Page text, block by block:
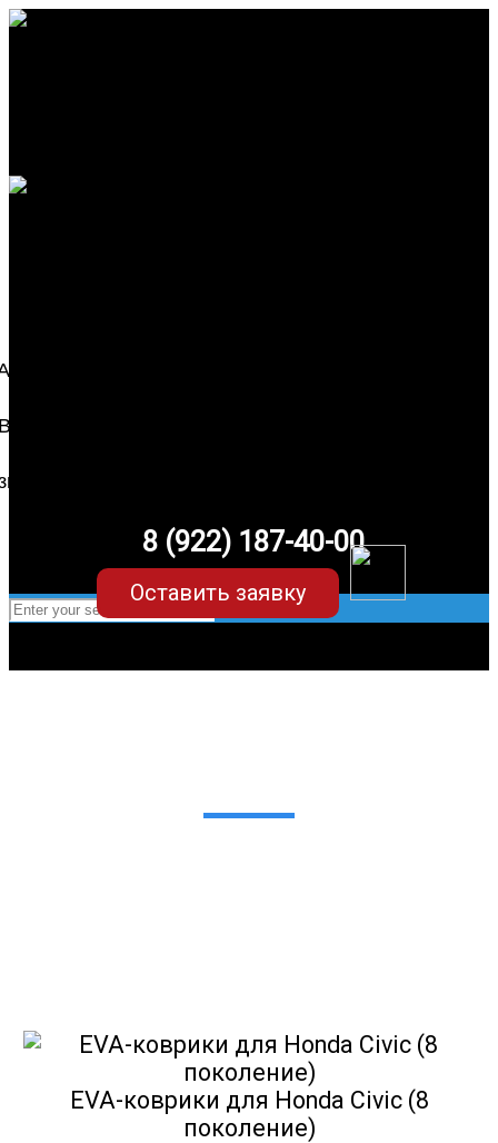
8 (922) 187-40-00
Оставить заявку
EVA-коврики для Honda Civic (8
поколение)